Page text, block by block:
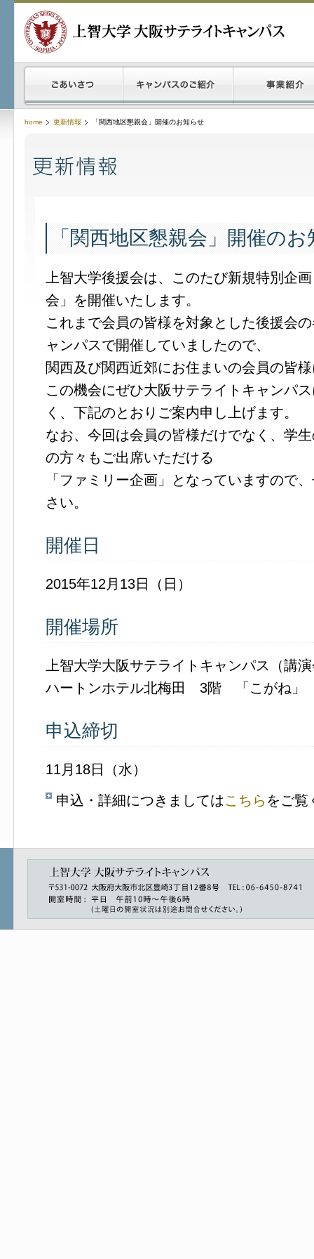
home 更新情報 「関西地区懇親会」開催のお知らせ
「関西地区懇親会」開催の
上智大学後援会は、このたび新規特別企
会」を開催いたします。
これまで会員の皆様を対象とした後援会
ャンパスで開催していましたので、
関西及び関西近郊にお住まいの会員の皆
この機会にぜひ大阪サテライトキャンパ
く、下記のとおりご案内申し上げます。
なお、今回は会員の皆様だけでなく、学
の方々もご出席いただける
「ファミリー企画」となっていますので
さい。
開催日
2015年12月13日（日）
開催場所
上智大学大阪サテライトキャンパス（講
ハートンホテル北梅田 3階 「こがね」
申込締切
11月18日（水）
申込・詳細につきましてはこちら をご覧